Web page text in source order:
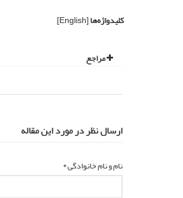
کلیدواژه‌ها[English]
مراجع
ارسال نظر در مورد این مقاله
نام و نام خانوادگی *